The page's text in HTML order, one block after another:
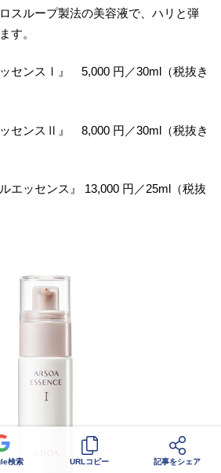
スループ製法の美容液で、ハリと弾
す。
センスⅠ』 5,000 円／30ml（税抜き
スⅡ』 8,000 円／30ml（税抜き
センス』 13,000 円／25ml（税抜
検索 URLコピー 記事をシェア